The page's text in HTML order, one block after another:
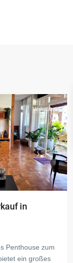
Next
Verkauft
in
Penthouse zum
ein großes